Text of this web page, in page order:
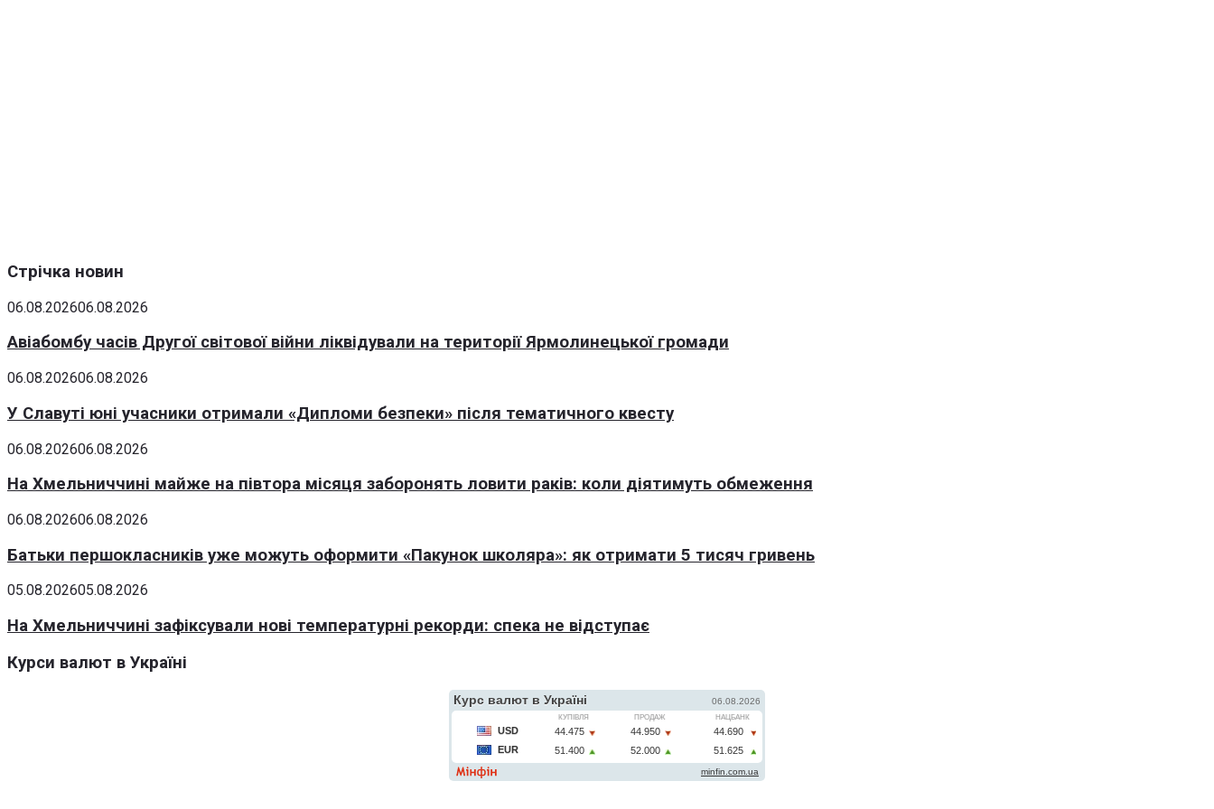
Стрічка новин
06.08.202606.08.2026
Авіабомбу часів Другої світової війни ліквідували на території Ярмолинецької громади
06.08.202606.08.2026
У Славуті юні учасники отримали «Дипломи безпеки» після тематичного квесту
06.08.202606.08.2026
На Хмельниччині майже на півтора місяця заборонять ловити раків: коли діятимуть обмеження
06.08.202606.08.2026
Батьки першокласників уже можуть оформити «Пакунок школяра»: як отримати 5 тисяч гривень
05.08.202605.08.2026
На Хмельниччині зафіксували нові температурні рекорди: спека не відступає
Курси валют в Україні